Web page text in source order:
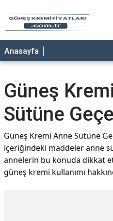
ANASAYFA
Anasayfa
Güneş
Sütüne
Güneş Kremi Anne Sütüne
içeriğindeki maddeler anne
annelerin bu konuda dikkat
güneş kremi kullanımı